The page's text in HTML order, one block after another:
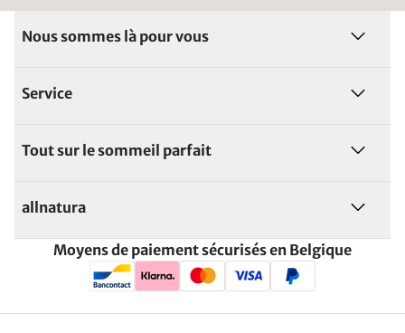
Nous sommes là pour vous
Service
Tout sur le sommeil parfait
allnatura
Moyens de paiement sécurisés en Belgique